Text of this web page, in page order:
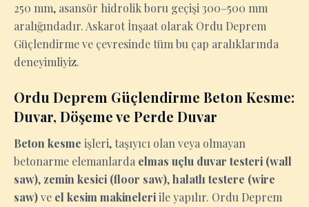
250 mm, asansör hidrolik boru geçişi 300–500 mm
aralığındadır. Askarot İnşaat olarak Ordu Deprem
Güçlendirme ve çevresinde tüm bu çap aralıklarında
deneyimliyiz.
Ordu Deprem Güçlendirme Beton Kesme:
Duvar, Döşeme ve Perde Duvar
Beton kesme işleri, taşıyıcı olan veya olmayan
betonarme elemanlarda elmas uçlu duvar testeri (wall
saw), zemin kesici (floor saw),halatlı testere (wire
saw)ve el kesim makineleriile yapılır. Ordu Deprem